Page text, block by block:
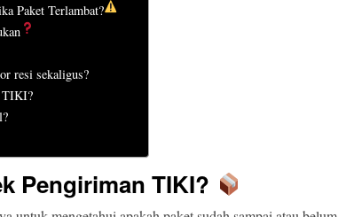
Paket Terlambat?
resi sekaligus?
TIKI?
Pengiriman TIKI?